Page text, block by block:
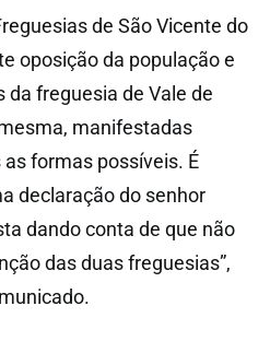
de São Vicente do
oposição da população e
freguesia de Vale de
manifestadas
formas possíveis. É
declaração do senhor
dando conta de que não
das duas freguesias”,